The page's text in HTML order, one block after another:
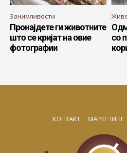
Занимливости
Пронајдете ги животните
што се кријат на овие
фотографии
со
КОНТАКТ МАРКЕТИНГ